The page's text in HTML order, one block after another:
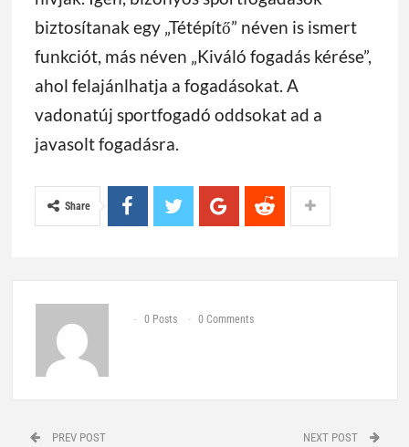
biztosítanak egy „Tétépítő” néven is ismert
funkciót, más néven „Kiváló fogadás kérése”,
ahol felajánlhatja a fogadásokat. A
vadonatúj sportfogadó oddsokat ad a
javasolt fogadásra.
Share
0 Posts 0 Comments
PREV POST NEXT POST